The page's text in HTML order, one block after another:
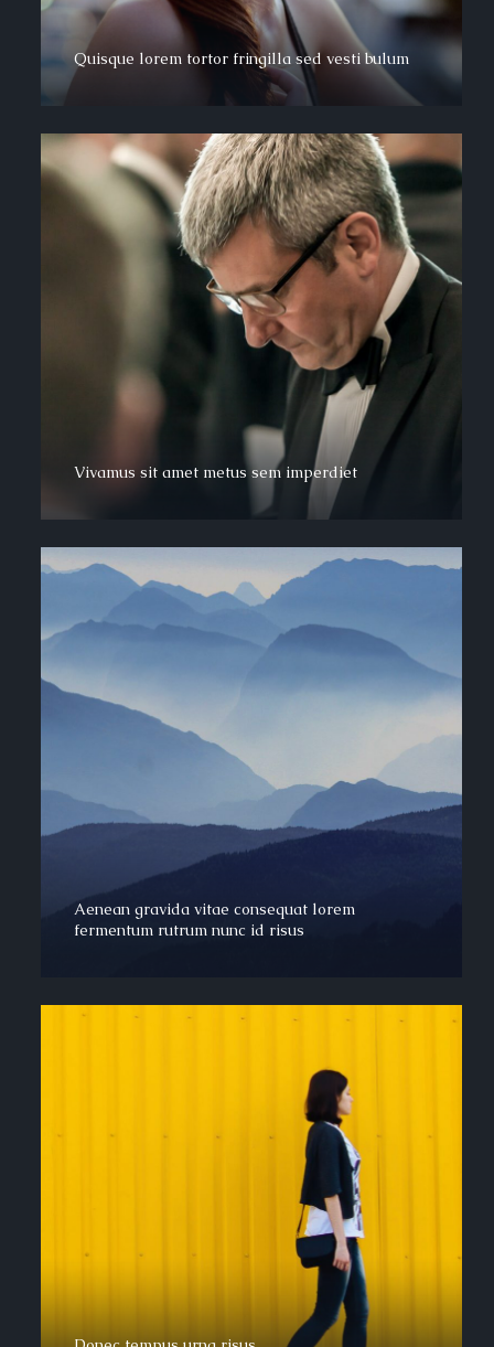
Quisque lorem tortor fringilla sed vesti bulum
Vivamus sit amet metus sem imperdiet
Aenean gravida vitae consequat lorem
fermentum rutrum nunc id risus